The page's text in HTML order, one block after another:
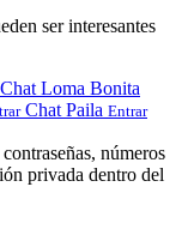
ser interesantes
Chat Loma Bonita
Chat Paila Entrar
números
privada dentro del